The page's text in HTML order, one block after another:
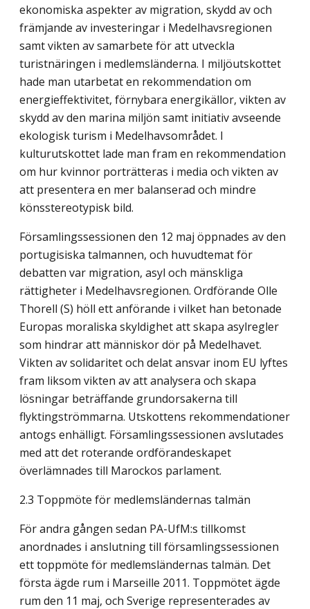
ekonomiska aspekter av migration, skydd av och
främjande av investeringar i Medelhavsregionen
samt vikten av samarbete för att utveckla
turistnäringen i medlemsländerna. I miljöutskottet
hade man utarbetat en rekommendation om
energieffektivitet, förnybara energikällor, vikten av
skydd av den marina miljön samt initiativ avseende
ekologisk turism i Medelhavsområdet. I
kulturutskottet lade man fram en rekommendation
om hur kvinnor porträtteras i media och vikten av
att presentera en mer balanserad och mindre
könsstereotypisk bild.
Församlingssessionen den 12 maj öppnades av den
portugisiska talmannen, och huvudtemat för
debatten var migration, asyl och mänskliga
rättigheter i Medelhavsregionen. Ordförande Olle
Thorell (S) höll ett anförande i vilket han betonade
Europas moraliska skyldighet att skapa asylregler
som hindrar att människor dör på Medelhavet.
Vikten av solidaritet och delat ansvar inom EU lyftes
fram liksom vikten av att analysera och skapa
lösningar beträffande grundorsakerna till
flyktingströmmarna. Utskottens rekommendationer
antogs enhälligt. Församlingssessionen avslutades
med att det roterande ordförandeskapet
överlämnades till Marockos parlament.
2.3 Toppmöte för medlemsländernas talmän
För andra gången sedan PA-UfM:s tillkomst
anordnades i anslutning till församlingssessionen
ett toppmöte för medlemsländernas talmän. Det
första ägde rum i Marseille 2011. Toppmötet ägde
rum den 11 maj, och Sverige representerades av